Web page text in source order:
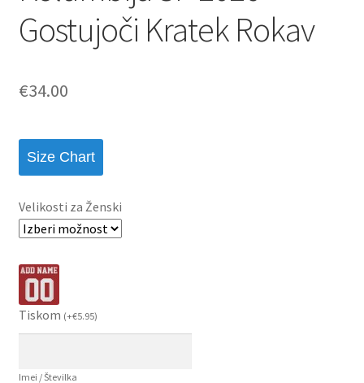
Gostujoči Kratek Rokav
€34.00
Size Chart
Velikosti za Ženski
Tiskom (+€5.95)
Imei / Številka